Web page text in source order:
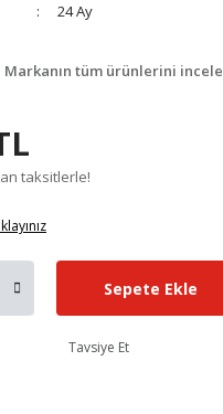
24 Ay
Markanın tüm ürünlerini incele
taksitlerle!
Sepete Ekle
Tavsiye Et